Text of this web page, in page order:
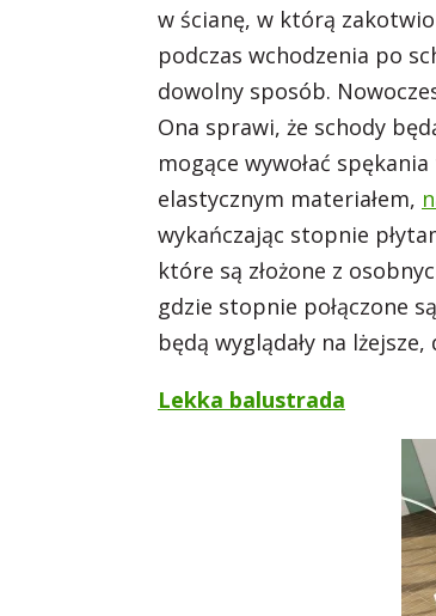
w ścianę, w którą
podczas wchodzenia po
dowolny sposób.
Ona sprawi, że schody
mogące wywołać
elastycznym materiałem,
wykańczając stopnie
które są złożone z
gdzie stopnie połączone
będą wyglądały na
Lekka balustrada